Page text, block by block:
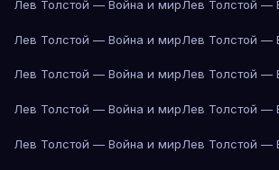
Лев Толстой — Война и мирЛев Толстой —
Лев Толстой — Война и мирЛев Толстой —
Лев Толстой — Война и мирЛев Толстой —
Лев Толстой — Война и мирЛев Толстой —
Лев Толстой — Война и мирЛев Толстой —